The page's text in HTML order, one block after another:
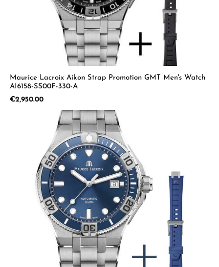
Maurice Lacroix Aikon Strap Promotion GMT Men's Watch
AI6158-SS00F-330-A
Regular price:
€2,950.00